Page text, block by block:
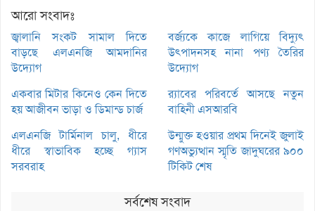
আরো সংবাদঃ
জ্বালানি সংকট সামাল দিতে
বাড়ছে এলএনজি আমদানির
উদ্যোগ
বর্জ্যকে কাজে লাগিয়ে বিদ্যুৎ
উৎপাদনসহ নানা পণ্য তৈরির
উদ্যোগ
একবার মিটার কিনেও কেন দিতে
হয় আজীবন ভাড়া ও ডিমান্ড চার্জ
র‌্যাবের পরিবর্তে আসছে নতুন
বাহিনী এসআরবি
এলএনজি টার্মিনাল চালু, ধীরে
ধীরে স্বাভাবিক হচ্ছে গ্যাস
সরবরাহ
উন্মুক্ত হওয়ার প্রথম দিনেই জুলাই
গণঅভ্যুত্থান স্মৃতি জাদুঘরের ৯০০
টিকিট শেষ
সর্বশেষ সংবাদ